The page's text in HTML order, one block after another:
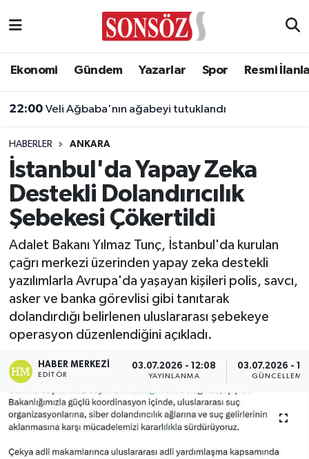
Ekonomi Gündem Yazarlar Spor Resmi
22:00 Veli Ağbaba'nın ağabeyi tutuklandı
HABERLER ANKARA
İstanbul'da Yapay Zeka
Destekli Dolandırıcılık
Şebekesi Çökertildi
Adalet Bakanı Yılmaz Tunç, İstanbul'da kurulan
çağrı merkezi üzerinden yapay zeka destekli
yazılımlarla Avrupa'da yaşayan kişileri polis, savcı,
asker ve banka görevlisi gibi tanıtarak
dolandırdığı belirlenen uluslararası şebekeye
operasyon düzenlendiğini açıkladı.
HABER MERKEZI
EDITÖR
03.07.2026 - 12:08
YAYINLANMA
03.07.2026 -
GÜNCELLEME
Asayiş
Biyografi
Çevre
Diğer
Dünya
Eğitim
Ekonomi
Eleman
Emlak
Ankara Nöbetçi Eczaneler
Ankara Trafik Yoğunluk Haritası
Süper Lig Puan Durumu ve Fikstür
Tüm Manşetler
Son Dakika Haberleri
Haber Arşivi